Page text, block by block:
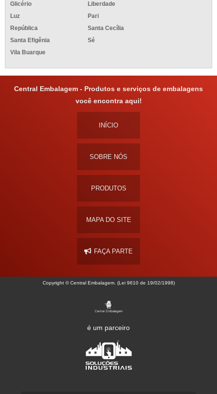
Glicério
Liberdade
Luz
Pari
República
Santa Cecília
Santa Efigênia
Sé
Vila Buarque
Central Embalagem - Produtos e serviços de embalagens
você encontra aqui!
INÍCIO
SOBRE NÓS
PRODUTOS
MAPA DO SITE
FAÇA PARTE
Copyright © Central Embalagem. (Lei 9610 de 19/02/1998)
é um parceiro